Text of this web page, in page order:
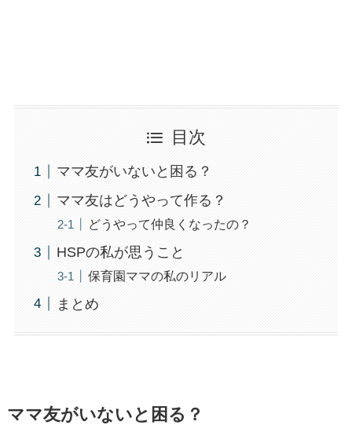
目次
ママ友がいないと困る？
ママ友はどうやって作る？
どうやって仲良くなったの？
HSPの私が思うこと
保育園ママの私のリアル
まとめ
ママ友がいないと困る？